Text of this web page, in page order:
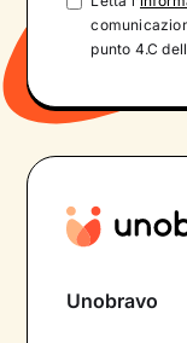
punto 4.C
Unobravo